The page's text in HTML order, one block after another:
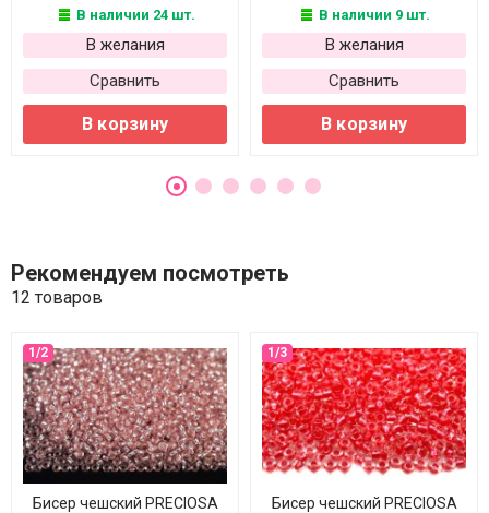
В наличии 24 шт.
В желания
Сравнить
В корзину
В наличии 9 шт.
В желания
Сравнить
В корзину
Рекомендуем посмотреть
12 товаров
Бисер чешский PRECIOSA
Бисер чешский PRECIOSA